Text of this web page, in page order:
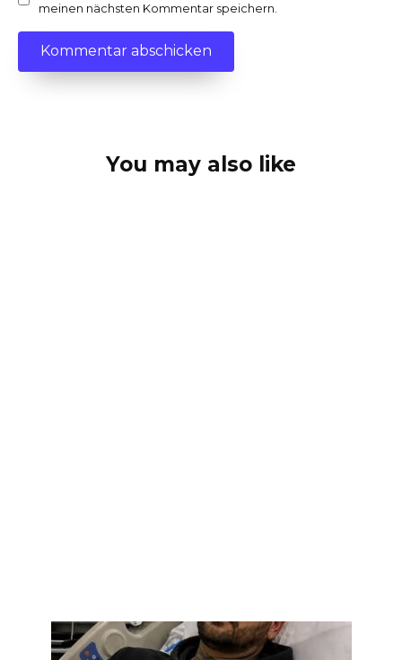
meinen nächsten Kommentar speichern.
You may also like